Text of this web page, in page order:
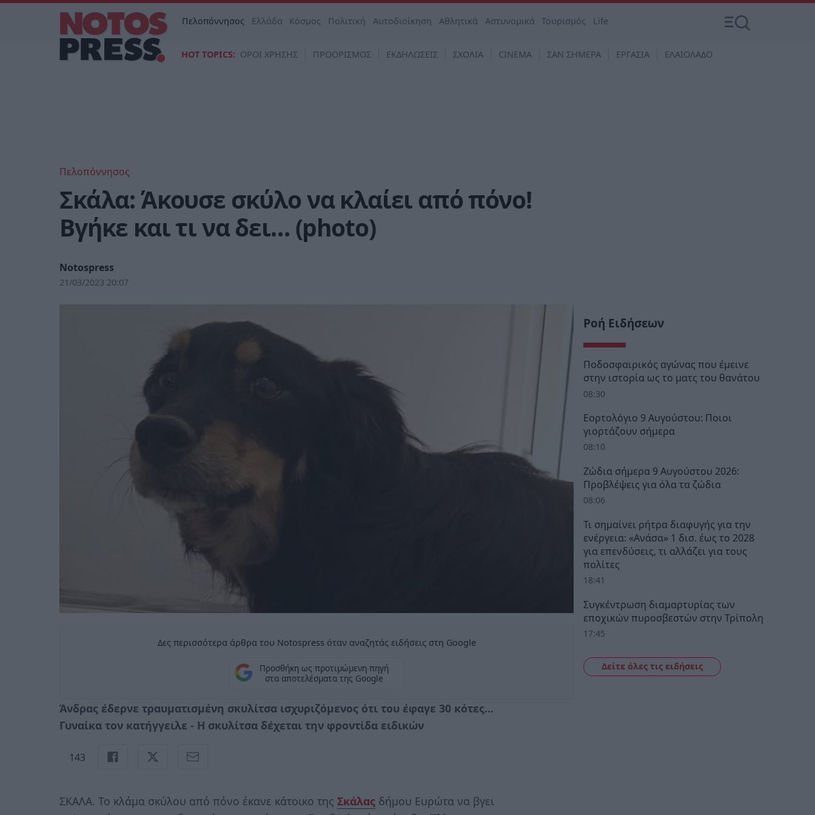
Πελοπόννησος Ελλάδα Κόσμος Πολιτική Αυτοδιοίκηση Αθλητικά Αστυνομικά Τουρισμός Life
HOT TOPICS: ΟΡΟΙ ΧΡΗΣΗΣ ΠΡΟΟΡΙΣΜΟΣ ΕΚΔΗΛΩΣΕΙΣ ΣΧΟΛΙΑ CINEMA ΣΑΝ ΣΗΜΕΡΑ ΕΡΓΑΣΙΑ ΕΛΑΙΟΛΑΔΟ
Πελοπόννησος
Σκάλα: Άκουσε σκύλο να κλαίει από πόνο!
Βγήκε και τι να δει… (photo)
Notospress
21/03/2023 20:07
Δες περισσότερα άρθρα του Notospress όταν αναζητάς ειδήσεις στη Google
Προσθήκη ως προτιμώμενη πηγή
στα αποτελέσματα της Google
Άνδρας έδερνε τραυματισμένη σκυλίτσα ισχυριζόμενος ότι του έφαγε 30 κότες…
Γυναίκα τον κατήγγειλε - Η σκυλίτσα δέχεται την φροντίδα ειδικών
143
ΣΚΑΛΑ. Το κλάμα σκύλου από πόνο έκανε κάτοικο της Σκάλας δήμου Ευρώτα να βγει
Ροή Ειδήσεων
Ποδοσφαιρικός αγώνας που έμεινε
στην ιστορία ως το ματς του θανάτου
08:30
Εορτολόγιο 9 Αυγούστου: Ποιοι
γιορτάζουν σήμερα
08:10
Ζώδια σήμερα 9 Αυγούστου 2026:
Προβλέψεις για όλα τα ζώδια
08:06
Τι σημαίνει ρήτρα διαφυγής για την
ενέργεια: «Ανάσα» 1 δισ. έως το 2028
για επενδύσεις, τι αλλάζει για τους
πολίτες
18:41
Συγκέντρωση διαμαρτυρίας των
εποχικών πυροσβεστών στην Τρίπολη
17:45
Δείτε όλες τις ειδήσεις